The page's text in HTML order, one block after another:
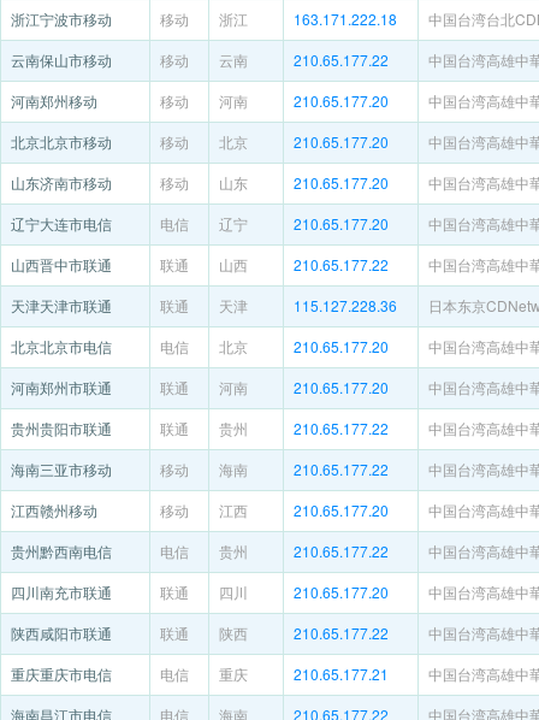
浙江宁波市移动 移动 浙江 163.171.222.18
中国台湾台北
云南保山市移动
移动 云南 210.65.177.22
中国台湾高雄中
河南郑州移动
移动 河南 210.65.177.20
中国台湾高雄中
北京北京市移动
移动 北京 210.65.177.20
中国台湾高雄中
山东济南市移动
移动 山东 210.65.177.20
中国台湾高雄中
辽宁大连市电信
电信 辽宁 210.65.177.20
中国台湾高雄中
山西晋中市联通
联通 山西 210.65.177.22
中国台湾高雄中
天津天津市联通
联通 天津 115.127.228.36
日本东京
北京北京市电信
电信 北京 210.65.177.20
中国台湾高雄中
河南郑州市联通
联通 河南 210.65.177.20
中国台湾高雄中
贵州贵阳市联通
联通 贵州 210.65.177.22
中国台湾高雄中
海南三亚市移动
移动 海南 210.65.177.22
中国台湾高雄中
江西赣州移动
移动 江西 210.65.177.20
中国台湾高雄中
贵州黔西南电信
电信 贵州 210.65.177.22
中国台湾高雄中
四川南充市联通
联通 四川 210.65.177.20
中国台湾高雄中
陕西咸阳市联通
联通 陕西 210.65.177.22
中国台湾高雄中
重庆重庆市电信
电信 重庆 210.65.177.21
中国台湾高雄中
海南昌江市电信
电信 海南 210.65.177.22 中国台湾高雄中